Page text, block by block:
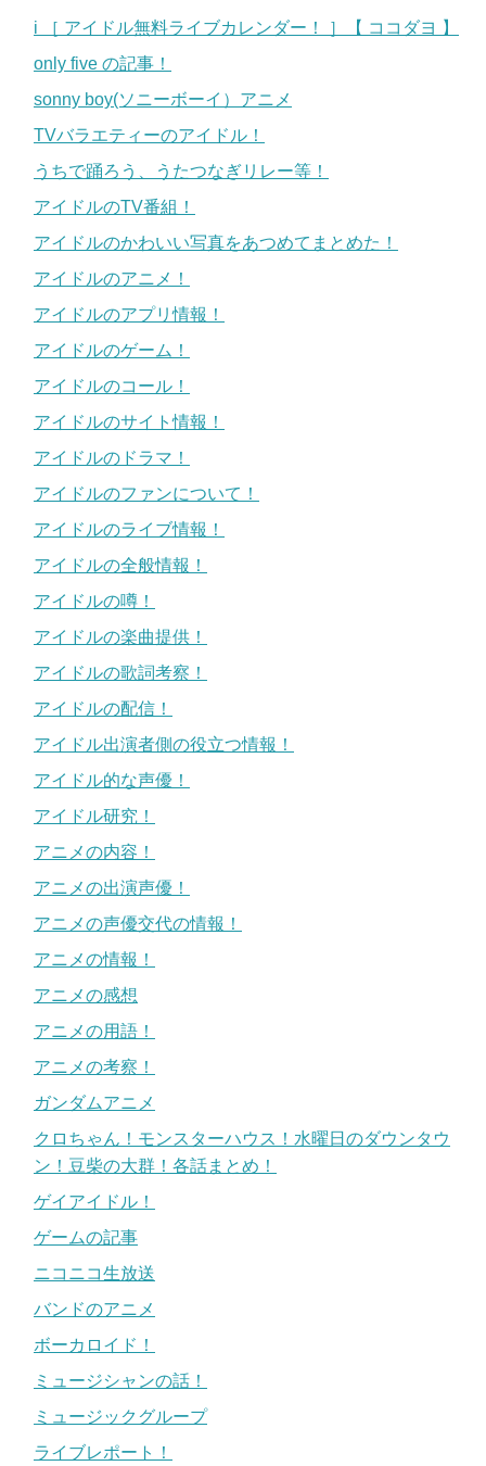
i ［ アイドル無料ライブカレンダー！ ］【 ココダヨ 】
only five の記事！
sonny boy(ソニーボーイ）アニメ
TVバラエティーのアイドル！
うちで踊ろう、うたつなぎリレー等！
アイドルのTV番組！
アイドルのかわいい写真をあつめてまとめた！
アイドルのアニメ！
アイドルのアプリ情報！
アイドルのゲーム！
アイドルのコール！
アイドルのサイト情報！
アイドルのドラマ！
アイドルのファンについて！
アイドルのライブ情報！
アイドルの全般情報！
アイドルの噂！
アイドルの楽曲提供！
アイドルの歌詞考察！
アイドルの配信！
アイドル出演者側の役立つ情報！
アイドル的な声優！
アイドル研究！
アニメの内容！
アニメの出演声優！
アニメの声優交代の情報！
アニメの情報！
アニメの感想
アニメの用語！
アニメの考察！
ガンダムアニメ
クロちゃん！モンスターハウス！水曜日のダウンタウ
ン！豆柴の大群！各話まとめ！
ゲイアイドル！
ゲームの記事
ニコニコ生放送
バンドのアニメ
ボーカロイド！
ミュージシャンの話！
ミュージックグループ
ライブレポート！